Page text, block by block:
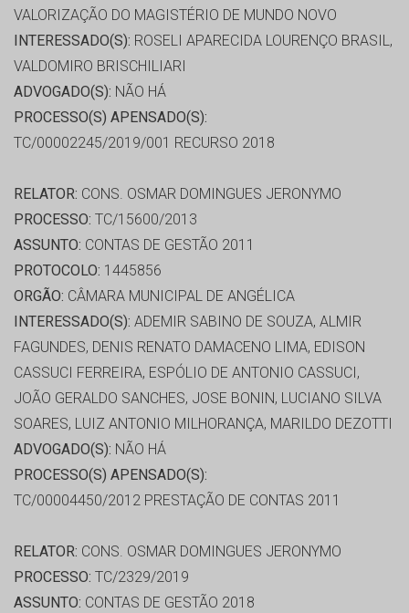
VALORIZAÇÃO DO MAGISTÉRIO DE MUNDO NOVO
INTERESSADO(S): ROSELI APARECIDA LOURENÇO BRASIL,
VALDOMIRO BRISCHILIARI
ADVOGADO(S): NÃO HÁ
PROCESSO(S) APENSADO(S):
TC/00002245/2019/001 RECURSO 2018
RELATOR: CONS. OSMAR DOMINGUES JERONYMO
PROCESSO: TC/15600/2013
ASSUNTO: CONTAS DE GESTÃO 2011
PROTOCOLO: 1445856
ORGÃO: CÂMARA MUNICIPAL DE ANGÉLICA
INTERESSADO(S): ADEMIR SABINO DE SOUZA, ALMIR
FAGUNDES, DENIS RENATO DAMACENO LIMA, EDISON
CASSUCI FERREIRA, ESPÓLIO DE ANTONIO CASSUCI,
JOÃO GERALDO SANCHES, JOSE BONIN, LUCIANO SILVA
SOARES, LUIZ ANTONIO MILHORANÇA, MARILDO DEZOTTI
ADVOGADO(S): NÃO HÁ
PROCESSO(S) APENSADO(S):
TC/00004450/2012 PRESTAÇÃO DE CONTAS 2011
RELATOR: CONS. OSMAR DOMINGUES JERONYMO
PROCESSO: TC/2329/2019
ASSUNTO: CONTAS DE GESTÃO 2018